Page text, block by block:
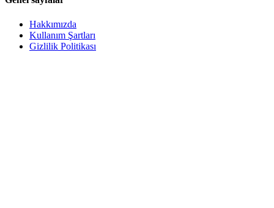
Hakkımızda
Kullanım Şartları
Gizlilik Politikası